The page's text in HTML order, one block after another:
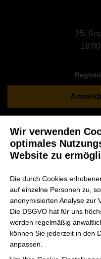
25.
Entdecke das
Studium an der
Technologies
Du interessierst dich für
Part-time Master in
Dann besuche eine
wie im
Wir verwenden
optimales
Website zu
Die durch Cookies
auf einzelne Personen zu,
anonymisierten Analyse zur
Die DSGVO hat für uns
werden regelmäßig
können Sie jederzeit in den
anpassen.